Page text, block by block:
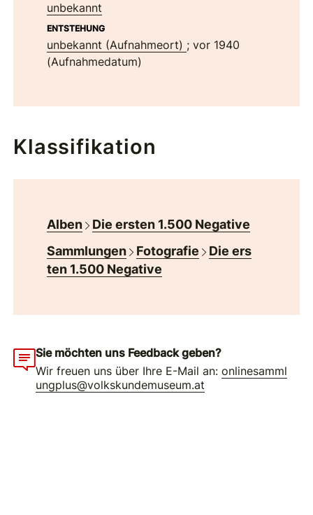
unbekannt
ENTSTEHUNG
unbekannt (Aufnahmeort) ; vor 1940
(Aufnahmedatum)
Klassifikation
Alben
Die ersten 1.500 Negative
Sammlungen
Fotografie
Die ers
ten 1.500 Negative
Sie möchten uns Feedback geben?
Wir freuen uns über Ihre E-Mail an:onlinesamml
ungplus@volkskundemuseum.at